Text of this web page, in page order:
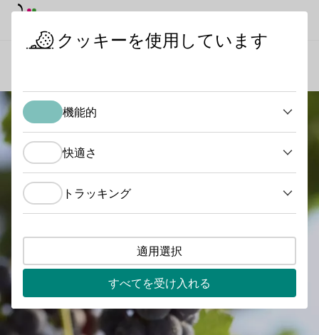
クッキーを使用しています
機能的
快適さ
トラッキング
適用選択
すべてを受け入れる